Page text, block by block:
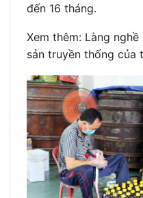
đến 16 tháng.
Xem thêm: Làng
sản truyền thống của